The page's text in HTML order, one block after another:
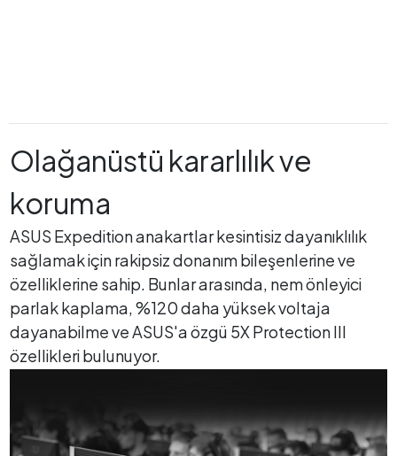
Olağanüstü kararlılık ve
koruma
ASUS Expedition anakartlar kesintisiz dayanıklılık
sağlamak için rakipsiz donanım bileşenlerine ve
özelliklerine sahip. Bunlar arasında, nem önleyici
parlak kaplama, %120 daha yüksek voltaja
dayanabilme ve ASUS'a özgü 5X Protection III
özellikleri bulunuyor.